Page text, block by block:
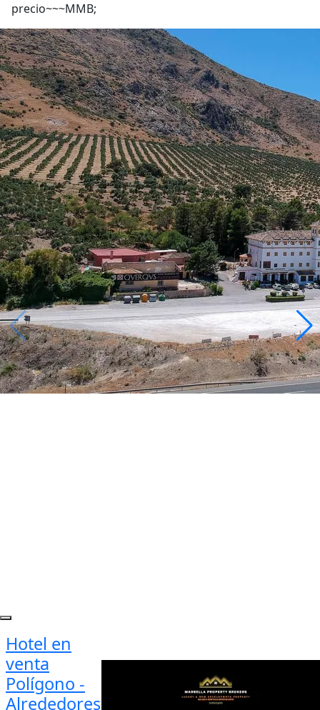
precio~~~MMB;
Hotel en
venta
Polígono -
Alrededores